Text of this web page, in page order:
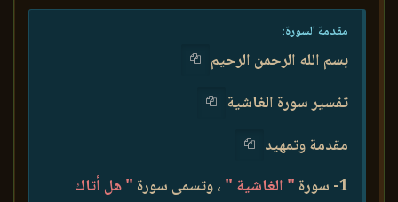
مقدمة السورة:
بسم الله الرحمن الرحيم
تفسير سورة الغاشية
مقدمة وتمهيد
1- سورة
" الغاشية " ، وتسمى سورة " هل أتاك